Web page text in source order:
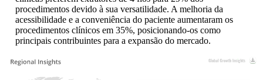
procedimentos devido à sua versatilidade. A melhoria da
acessibilidade e a conveniência do paciente aumentaram os
procedimentos clínicos em 35%, posicionando-os como
principais contribuintes para a expansão do mercado.